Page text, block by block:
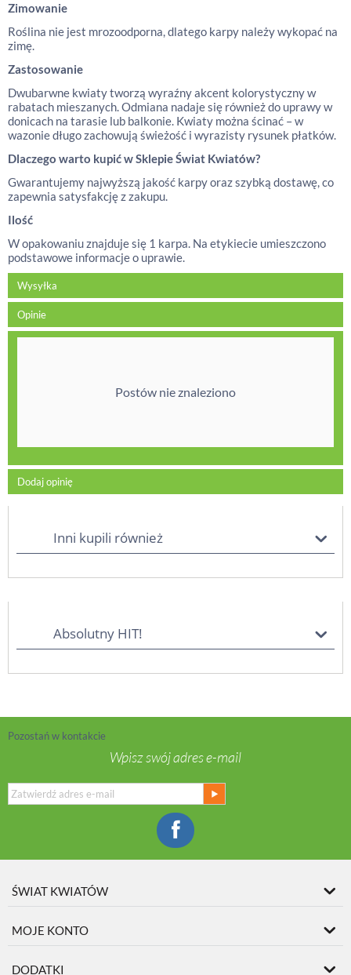
Zimowanie
Roślina nie jest mrozoodporna, dlatego karpy należy wykopać na
zimę.
Zastosowanie
Dwubarwne kwiaty tworzą wyraźny akcent kolorystyczny w
rabatach mieszanych. Odmiana nadaje się również do uprawy w
donicach na tarasie lub balkonie. Kwiaty można ścinać – w
wazonie długo zachowują świeżość i wyrazisty rysunek płatków.
Dlaczego warto kupić w Sklepie Świat Kwiatów?
Gwarantujemy najwyższą jakość karpy oraz szybką dostawę, co
zapewnia satysfakcję z zakupu.
Ilość
W opakowaniu znajduje się 1 karpa. Na etykiecie umieszczono
podstawowe informacje o uprawie.
Wysyłka
Opinie
Postów nie znaleziono
Dodaj opinię
Inni kupili również
Absolutny HIT!
Pozostań w kontakcie
Wpisz swój adres e-mail
ŚWIAT KWIATÓW
MOJE KONTO
DODATKI